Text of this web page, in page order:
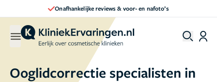
Direct een afspraak maken
Ooglidcorrectie specialisten in